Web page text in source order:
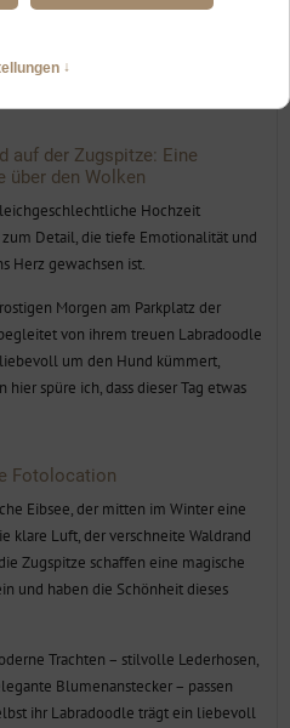
auf der Zugspitze: Eine
über den Wolken
Hochzeit
Detail, die tiefe Emotionalität und
Herz gewachsen ist.
Morgen am Parkplatz der
von ihrem treuen Labradoodle
um den Hund kümmert,
spüre ich, dass dieser Tag etwas
Fotolocation
Eibsee, der mitten im Winter eine
klare Luft, der verschneite Waldrand
Zugspitze schaffen eine magische
und haben die Schönheit dieses
Trachten – stilvolle Lederhosen,
Blumenanstecker – passen
ihr Labradoodle trägt ein liebevoll